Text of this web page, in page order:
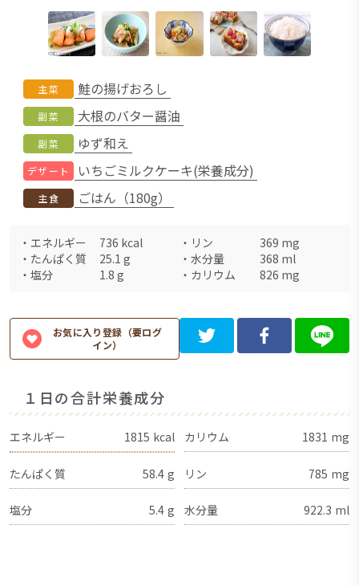
主菜 鮭の揚げおろし
副菜 大根のバター醤油
副菜 ゆず和え
デザート いちごミルクケーキ(栄養成分)
主食 ごはん（180g）
・ エネルギー 736 kcal ・ リン 369 mg
・ たんぱく質 25.1 g ・ 水分量 368 ml
・ 塩分 1.8 g ・ カリウム 826 mg
お気に入り登録（要ログ
イン）
１日の合計栄養成分
エネルギー 1815 kcal カリウム 1831 mg
たんぱく質 58.4 g リン 785 mg
塩分 5.4 g 水分量 922.3 ml